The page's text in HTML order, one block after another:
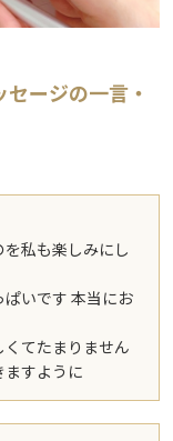
セージの一言・
私も楽しみにし
ぱいです 本当にお
くてたまりません
すように